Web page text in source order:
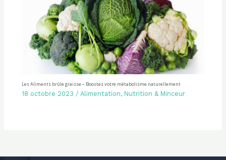
Les Aliments brûle graisse – Boostez votre métabolisme naturellement
18 octobre 2023 / Alimentation, Nutrition & Minceur